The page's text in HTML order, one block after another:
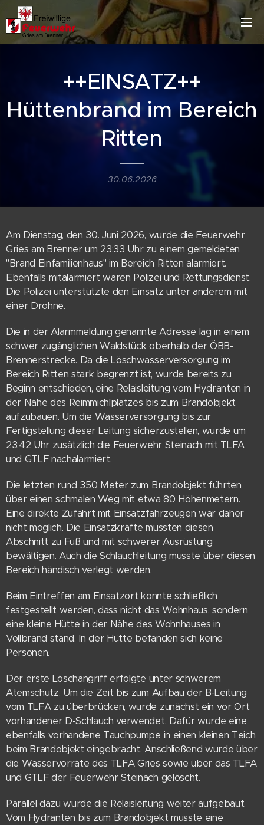
++EINSATZ++
Hüttenbrand im Bereich
Ritten
30.06.2026
Am Dienstag, den 30. Juni 2026, wurde die Feuerwehr
Gries am Brenner um 23:33 Uhr zu einem gemeldeten
"Brand Einfamilienhaus" im Bereich Ritten alarmiert.
Ebenfalls mitalarmiert waren Polizei und Rettungsdienst.
Die Polizei unterstützte den Einsatz unter anderem mit
einer Drohne.
Die in der Alarmmeldung genannte Adresse lag in einem
schwer zugänglichen Waldstück oberhalb der ÖBB-
Brennerstrecke. Da die Löschwasserversorgung im
Bereich Ritten stark begrenzt ist, wurde bereits zu
Beginn entschieden, eine Relaisleitung vom Hydranten in
der Nähe des Reimmichlplatzes bis zum Brandobjekt
aufzubauen. Um die Wasserversorgung bis zur
Fertigstellung dieser Leitung sicherzustellen, wurde um
23:42 Uhr zusätzlich die Feuerwehr Steinach mit TLFA
und GTLF nachalarmiert.
Die letzten rund 350 Meter zum Brandobjekt führten
über einen schmalen Weg mit etwa 80 Höhenmetern.
Eine direkte Zufahrt mit Einsatzfahrzeugen war daher
nicht möglich. Die Einsatzkräfte mussten diesen
Abschnitt zu Fuß und mit schwerer Ausrüstung
bewältigen. Auch die Schlauchleitung musste über diesen
Bereich händisch verlegt werden.
Beim Eintreffen am Einsatzort konnte schließlich
festgestellt werden, dass nicht das Wohnhaus, sondern
eine kleine Hütte in der Nähe des Wohnhauses in
Vollbrand stand. In der Hütte befanden sich keine
Personen.
Der erste Löschangriff erfolgte unter schwerem
Atemschutz. Um die Zeit bis zum Aufbau der B-Leitung
vom TLFA zu überbrücken, wurde zunächst ein vor Ort
vorhandener D-Schlauch verwendet. Dafür wurde eine
ebenfalls vorhandene Tauchpumpe in einen kleinen Teich
beim Brandobjekt eingebracht. Anschließend wurde über
die Wasservorräte des TLFA Gries sowie über das TLFA
und GTLF der Feuerwehr Steinach gelöscht.
Parallel dazu wurde die Relaisleitung weiter aufgebaut.
Vom Hydranten bis zum Brandobjekt musste eine